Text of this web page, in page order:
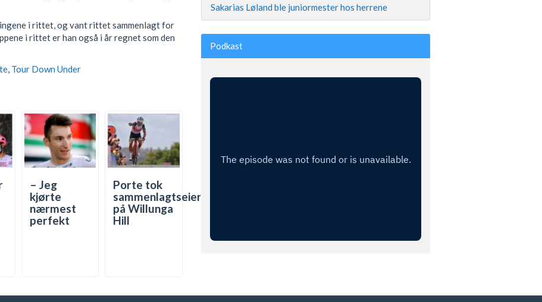
i rittet, og vant rittet sammenlagt for
i rittet er han også i år regnet som den
, Tour Down Under
– Jeg
kjørte
nærmest
perfekt
Porte tok
sammenlagtseieren
på Willunga
Hill
Sakarias Løland ble juniormester hos herrene
Podkast